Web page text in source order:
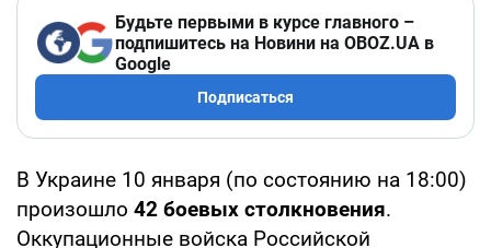
Будьте первыми в курсе главного –
подпишитесь на Новини на OBOZ.UA в
Google
Подписаться
В Украине 10 января (по состоянию на 18:00)
произошло 42 боевых столкновения.
Оккупационные войска Российской